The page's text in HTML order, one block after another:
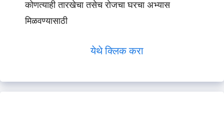
कोणत्याही तारखेचा तसेच रोजचा घरचा अभ्यास
मिळवण्यासाठी
येथे क्लिक करा